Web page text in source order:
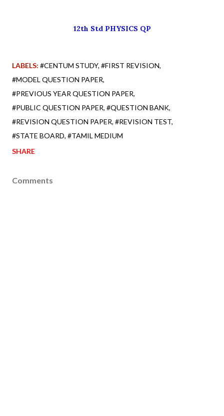
12th Std PHYSICS QP
LABELS: #CENTUM STUDY #FIRST REVISION
#MODEL QUESTION PAPER
#PREVIOUS YEAR QUESTION PAPER
#PUBLIC QUESTION PAPER #QUESTION BANK
#REVISION QUESTION PAPER #REVISION TEST
#STATE BOARD #TAMIL MEDIUM
SHARE
Comments